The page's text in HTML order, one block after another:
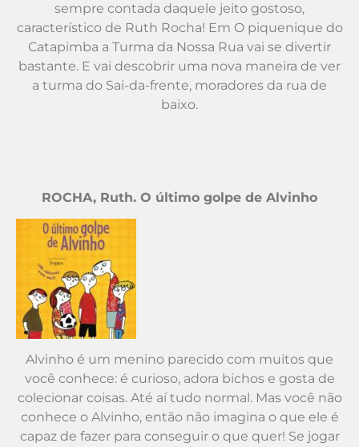
sempre contada daquele jeito gostoso,
característico de Ruth Rocha! Em O piquenique do
Catapimba a Turma da Nossa Rua vai se divertir
bastante. E vai descobrir uma nova maneira de ver
a turma do Sai-da-frente, moradores da rua de
baixo.
ROCHA, Ruth. O último golpe de Alvinho
Alvinho é um menino parecido com muitos que
você conhece: é curioso, adora bichos e gosta de
colecionar coisas. Até aí tudo normal. Mas você não
conhece o Alvinho, então não imagina o que ele é
capaz de fazer para conseguir o que quer! Se jogar